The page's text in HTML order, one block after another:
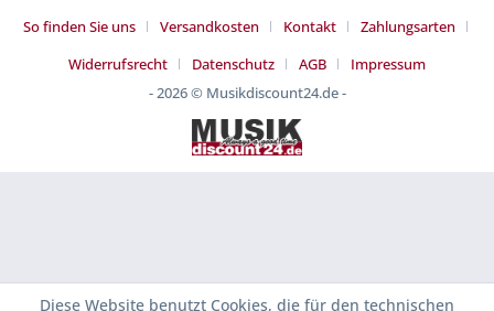
So finden Sie uns
Versandkosten Kontakt
Zahlungsarten
Widerrufsrecht
Datenschutz AGB
Impressum
- 2026 © Musikdiscount24.de -
Diese Website benutzt Cookies, die für den technischen